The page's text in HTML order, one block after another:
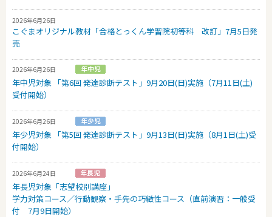
2026年6月26日
こぐまオリジナル教材「合格とっくん学習院初等科 改訂」7月5日発
売
2026年6月26日
年中児対象 「第6回 発達診断テスト」9月20日(日)実施（7月11日(土)
受付開始）
2026年6月26日
年少児対象 「第5回 発達診断テスト」9月13日(日)実施（8月1日(土)受
付開始）
2026年6月24日
年長児対象「志望校別講座」
学力対策コース／行動観察・手先の巧緻性コース（直前演習：一般受
付 7月9日開始）